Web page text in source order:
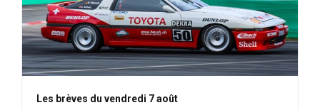
Les brèves du vendredi 7 août